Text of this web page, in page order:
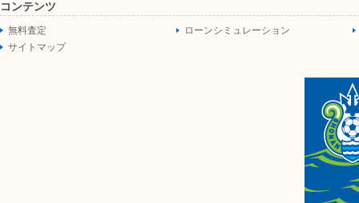
コンテンツ
無料査定
ローンシミュレーション
サイトマップ